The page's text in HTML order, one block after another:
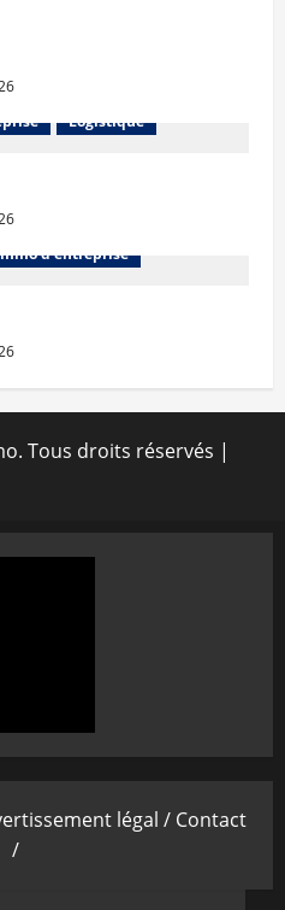
Logistique
d'entreprise
Tous droits réservés |
légal / Contact
/